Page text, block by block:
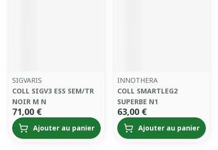
SIGVARIS
COLL SIGV3 ESS SEM/TR
NOIR M N
71,00 €
Ajouter au panier
INNOTHERA
COLL SMARTLEG2
SUPERBE N1
63,00 €
Ajouter au panier